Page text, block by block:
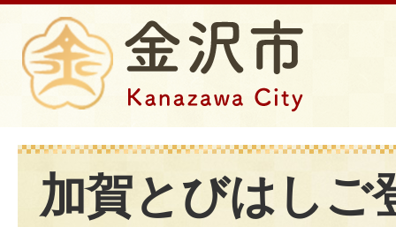
加賀とびはしご